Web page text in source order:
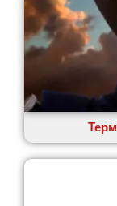
Українка
Умань
Ужгород
Узин
Васильків
Великі Лази
Великий
Вільнянськ